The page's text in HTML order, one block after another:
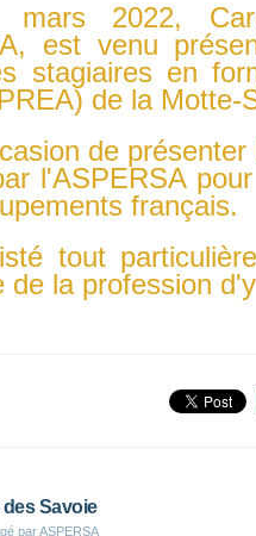
mars 2022,
est venu
stagiaires en
de la Motte-
de
l'ASPERSA
français.
tout
de la profession
Savoie
par ASPERSA